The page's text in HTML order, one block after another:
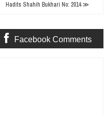
Hadits Shahih Bukhari No: 2014 ≫
Facebook Comments